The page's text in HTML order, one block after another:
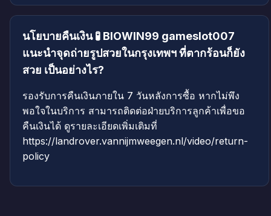
นโยบายคืนเงิน 🧪 BIOWIN99 gameslot007
แนะนำจุดถ่ายรูปสวยในกรุงเทพฯ ที่ตากร้อนก็ยัง
สวย เป็นอย่างไร?
รองรับการคืนเงินภายใน 7 วันหลังการซื้อ หากไม่พึง
พอใจในบริการ สามารถติดต่อฝ่ายบริการลูกค้าเพื่อขอ
คืนเงินได้ ดูรายละเอียดเพิ่มเติมที่
https://landrover.vannijmweegen.nl/video/return-
policy